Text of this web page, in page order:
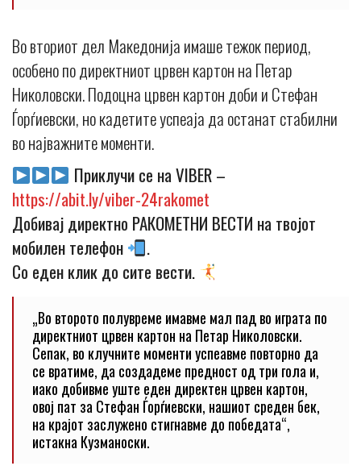
Во вториот дел Македонија имаше тежок период,
особено по директниот црвен картон на Петар
Николовски. Подоцна црвен картон доби и Стефан
Ѓорѓиевски, но кадетите успеаја да останат стабилни
во најважните моменти.
Приклучи се на VIBER –
https://abit.ly/viber-24rakomet
Добивај директно РАКОМЕТНИ ВЕСТИ на твојот
мобилен телефон
.
Со еден клик до сите вести.
„Во второто полувреме имавме мал пад во играта по
директниот црвен картон на Петар Николовски.
Сепак, во клучните моменти успеавме повторно да
се вратиме, да создадеме предност од три гола и,
иако добивме уште еден директен црвен картон,
овој пат за Стефан Ѓорѓиевски, нашиот среден бек,
на крајот заслужено стигнавме до победата“,
истакна Кузманоски.